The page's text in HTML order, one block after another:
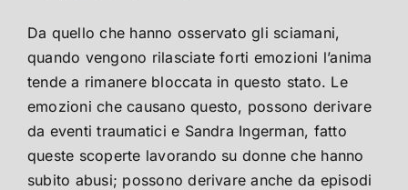
Da quello che hanno osservato gli sciamani,
quando vengono rilasciate forti emozioni l’anima
tende a rimanere bloccata in questo stato. Le
emozioni che causano questo, possono derivare
da eventi traumatici e Sandra Ingerman, fatto
queste scoperte lavorando su donne che hanno
subito abusi; possono derivare anche da episodi